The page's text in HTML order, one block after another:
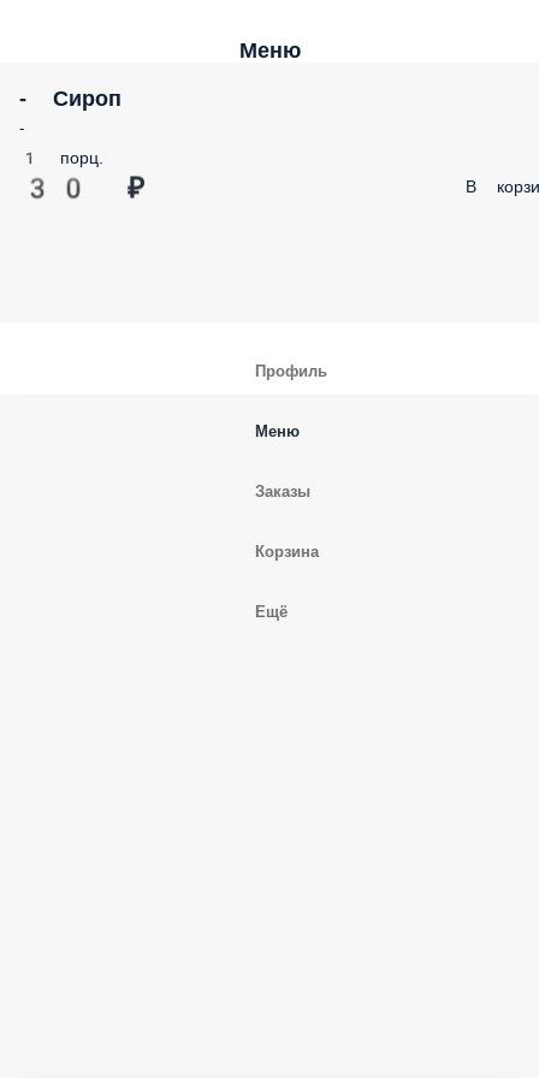
Меню
- Сироп
-
1 порц.
30 ₽ В
Профиль
Меню
Заказы
Корзина
Ещё